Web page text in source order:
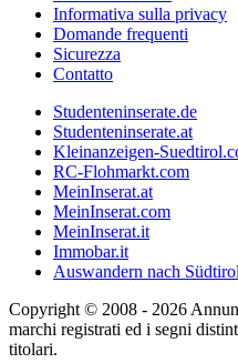
Informativa sulla privacy
Domande frequenti
Sicurezza
Contatto
Studenteninserate.de
Studenteninserate.at
Kleinanzeigen-
RC-Flohmarkt.com
MeinInserat.at
MeinInserat.com
MeinInserat.it
Immobar.it
Auswandern nach Südtirol
Copyright © 2008 - 2026
marchi registrati ed i segni
titolari.